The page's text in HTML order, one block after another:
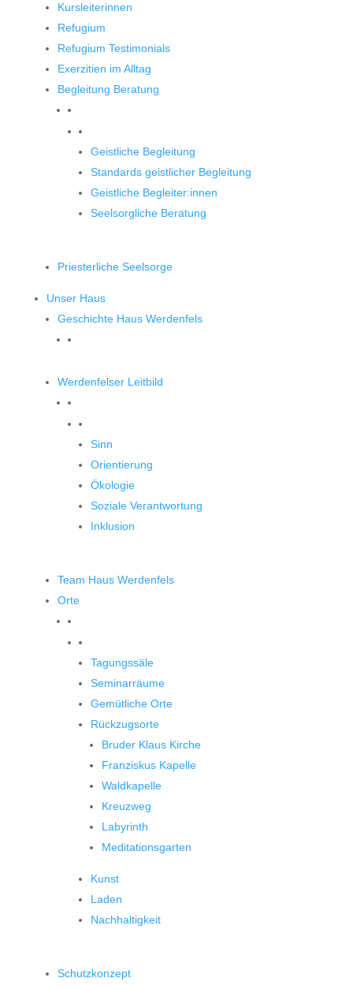
Kursleiterinnen
Refugium
Refugium Testimonials
Exerzitien im Alltag
Begleitung Beratung
Geistliche Begleitung
Standards geistlicher Begleitung
Geistliche Begleiter:innen
Seelsorgliche Beratung
Priesterliche Seelsorge
Unser Haus
Geschichte Haus Werdenfels
Werdenfelser Leitbild
Sinn
Orientierung
Ökologie
Soziale Verantwortung
Inklusion
Team Haus Werdenfels
Orte
Tagungssäle
Seminarräume
Gemütliche Orte
Rückzugsorte
Bruder Klaus Kirche
Franziskus Kapelle
Waldkapelle
Kreuzweg
Labyrinth
Meditationsgarten
Kunst
Laden
Nachhaltigkeit
Schutzkonzept